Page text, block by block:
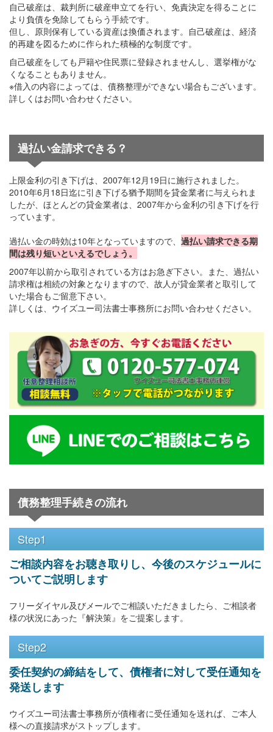
自己破産は、裁判所に破産申立てを行い、免責決定を得ることに
より負債を免除してもらう手続です。
但し、原則保有している資産は換価されます。自己破産は、経済
的再建を図るために作られた積極的な制度です。
自己破産をしても戸籍や住民票に登録されませんし、選挙権がな
くなることもありません。
※借入の内容によっては、債務整理ができない場合もございます。
詳しくはお問い合わせください。
過払い金請求できる？
上限金利の引き下げは、2007年12月19日に施行されました。
2010年6月18日迄に引き下げる猶予期間を貸金業者に与えられま
したが、ほとんどの貸金業者は、2007年から金利の引き下げを行
っています。
過払い金の時効は10年となっていますので、 過払い請求できる期
間は残り短いといえるでしょう。
2007年以前から取引されている方はお急ぎ下さい。また、過払い
請求権は相続の対象となりますので、故人が貸金業者と取引して
いた場合もご留意下さい。
詳しくは、ウイズユー司法書士事務所にお問い合わせください。
債務整理手続きの流れ
Step1
ご相談内容をお聴き取りし、今後のスケジュールに
ついてご説明します
フリーダイヤル及びメールでご相談いただきましたら、ご相談者
様の状況にあった『解決策』をご提案します。
Step2
委任契約の締結をして、債権者に対して受任通知を
発送します
ウイズユー司法書士事務所が債権者に受任通知を送れば、ご本人
様への直接請求がストップします。